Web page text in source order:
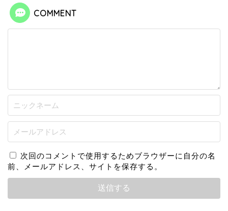
COMMENT
次回のコメントで使用するためブラウザーに自分の名
前、メールアドレス、サイトを保存する。